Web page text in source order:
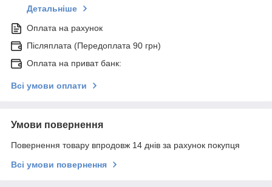
Детальніше
Оплата на рахунок
Післяплата (Передоплата 90 грн)
Оплата на приват банк:
Всі умови оплати
Умови повернення
Повернення товару впродовж 14 днів за рахунок покупця
Всі умови повернення